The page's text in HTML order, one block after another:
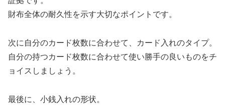
財布全体の耐久性を示す大切なポイントです。
次に自分のカード枚数に合わせて、カード入れのタイプ。
自分の持つカード枚数に合わせて使い勝手の良いものをチ
ョイスしましょう。
最後に、小銭入れの形状。